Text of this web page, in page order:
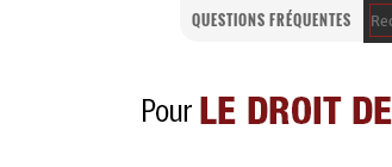
QUESTIONS FRÉQUENTES